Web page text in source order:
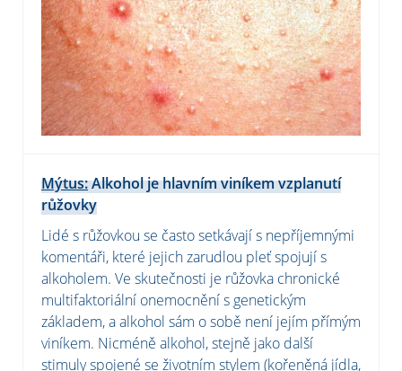
Mýtus:Alkohol je hlavním viníkem vzplanutí
růžovky
Lidé s růžovkou se často setkávají s nepříjemnými
komentáři, které jejich zarudlou pleť spojují s
alkoholem. Ve skutečnosti je růžovka chronické
multifaktoriální onemocnění s genetickým
základem, a alkohol sám o sobě není jejím přímým
viníkem. Nicméně alkohol, stejně jako další
stimuly spojené se životním stylem (kořeněná jídla,